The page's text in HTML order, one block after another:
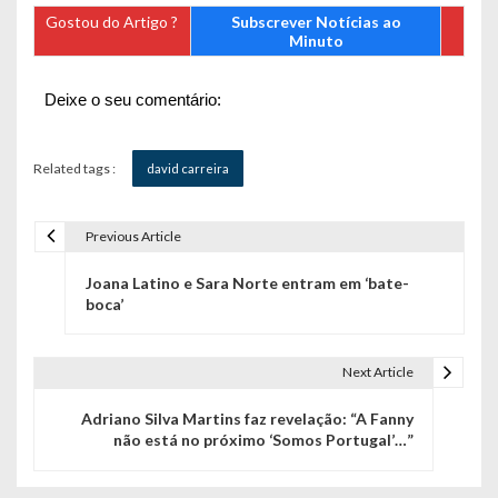
Gostou do Artigo ?
Subscrever Notícias ao
Minuto
Deixe o seu comentário:
Related tags : david carreira
Previous Article
Joana Latino e Sara Norte entram em ‘bate-
boca’
Next Article
Adriano Silva Martins faz revelação: “A Fanny
não está no próximo ‘Somos Portugal’…”